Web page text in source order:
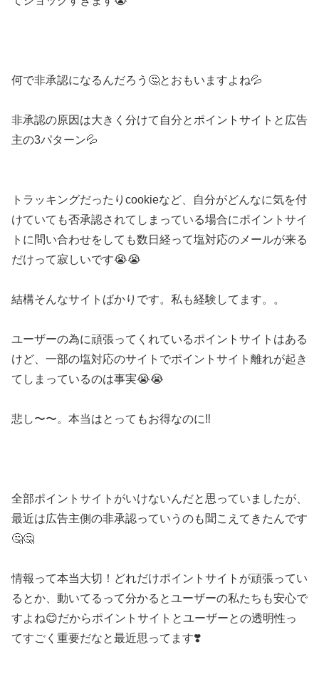
何で非承認になるんだろう🤔とおもいますよね💦
非承認の原因は大きく分けて自分とポイントサイトと広告
主の3パターン💦
トラッキングだったりcookieなど、自分がどんなに気を付
けていても否承認されてしまっている場合にポイントサイ
トに問い合わせをしても数日経って塩対応のメールが来る
だけって寂しいです😭😭
結構そんなサイトばかりです。私も経験してます。。
ユーザーの為に頑張ってくれているポイントサイトはある
けど、一部の塩対応のサイトでポイントサイト離れが起き
てしまっているのは事実😭😭
悲し〜〜。本当はとってもお得なのに‼️
全部ポイントサイトがいけないんだと思っていましたが、
最近は広告主側の非承認っていうのも聞こえてきたんです
🤔🤔
情報って本当大切！どれだけポイントサイトが頑張ってい
るとか、動いてるって分かるとユーザーの私たちも安心で
すよね😊だからポイントサイトとユーザーとの透明性っ
てすごく重要だなと最近思ってます❣️